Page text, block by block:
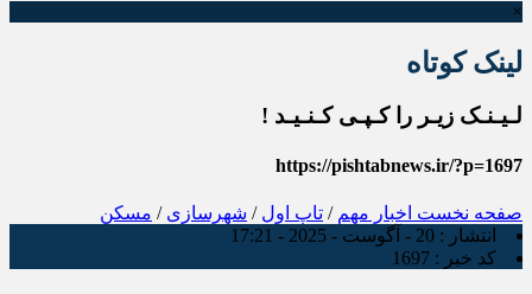
×
لینک کوتاه
لـیـنـک زیـر را کـپـی کـنـیـد !
https://pishtabnews.ir/?p=1697
صفحه نخست اخبار مهم / تاپ اول / شهرسازی / مسکن
انتشار : 20 - آگوست - 2025 - 17:21
کد خبر : 1697